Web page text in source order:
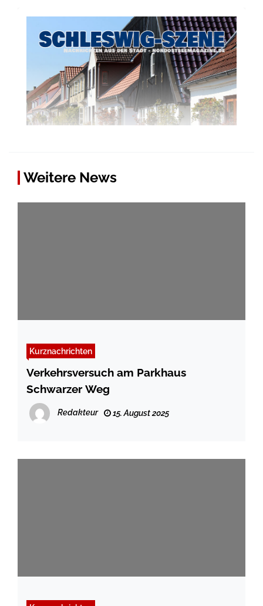
Weitere News
Kurznachrichten
Verkehrsversuch am Parkhaus
Schwarzer Weg
Redakteur 15. August 2025